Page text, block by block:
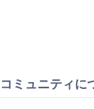
コミュニティに